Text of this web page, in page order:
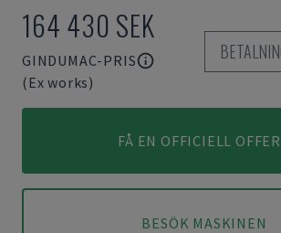
164 430 SEK
GINDUMAC-PRIS
(Ex works)
FÅ EN OFFICIELL
BESÖK MASKINEN